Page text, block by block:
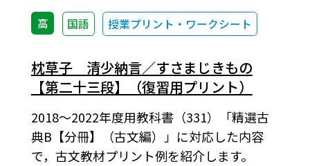
高 国語 授業プリント・ワークシート
枕草子 清少納言／すさまじきもの
【第二十三段】（復習用プリント）
2018～2022年度用教科書（331）「精選古
典B【分冊】（古文編）」に対応した内容
で，古文教材プリント例を紹介します。